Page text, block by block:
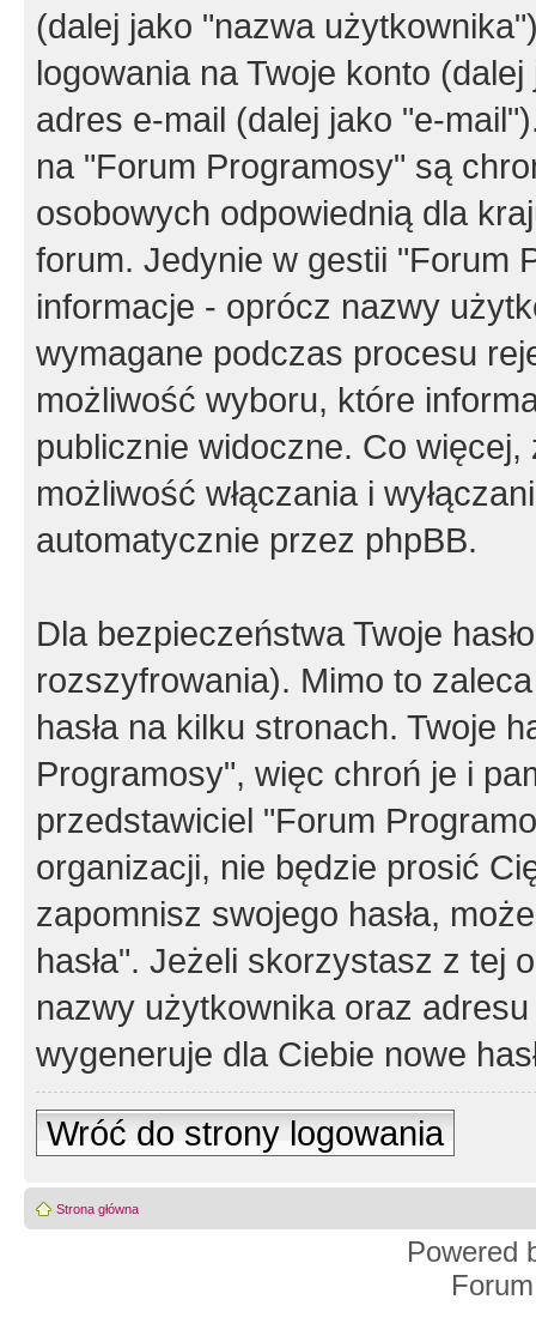
(dalej jako "nazwa
logowania na Twoje konto
adres e-mail (dalej jako "e-
na "Forum Programosy" są
osobowych odpowiednią dla
forum. Jedynie w gestii "Forum
informacje - oprócz nazwy
wymagane podczas procesu
możliwość wyboru, które
publicznie widoczne. Co
możliwość włączania i
automatycznie przez phpBB.
Dla bezpieczeństwa Twoje
rozszyfrowania). Mimo to
hasła na kilku stronach. Twoje
Programosy", więc chroń je i
przedstawiciel "Forum
organizacji, nie będzie prosić
zapomnisz swojego hasła,
hasła". Jeżeli skorzystasz z tej
nazwy użytkownika oraz
wygeneruje dla Ciebie nowe
Wróć do strony logowania
Strona główna
Powered